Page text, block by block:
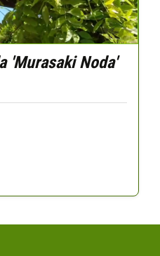
'Murasaki Noda'